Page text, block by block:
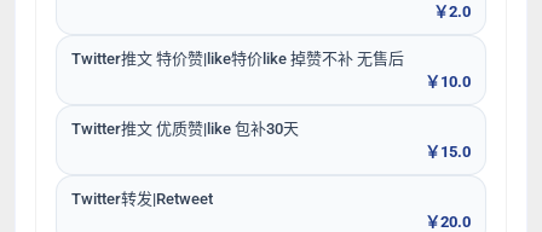
￥2.0
Twitter推文 特价赞|like特价like 掉赞不补 无售后
￥10.0
Twitter推文 优质赞|like 包补30天
￥15.0
Twitter转发|Retweet
￥20.0